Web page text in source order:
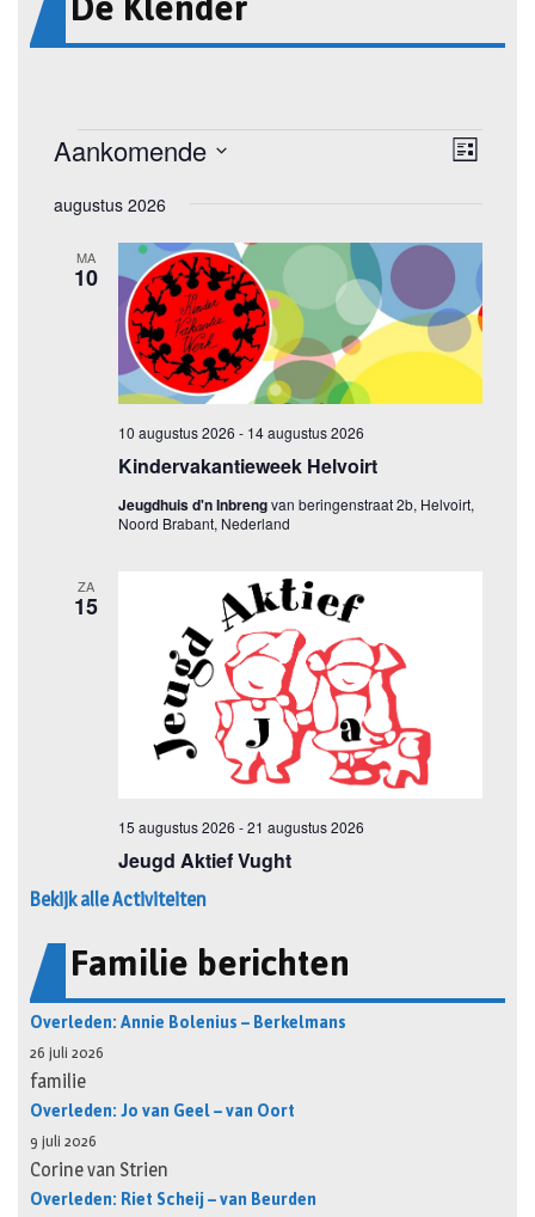
Bekijk alle Activiteiten
Familie berichten
Overleden: Annie Bolenius – Berkelmans
26 juli 2026
familie
Overleden: Jo van Geel – van Oort
9 juli 2026
Corine van Strien
Overleden: Riet Scheij – van Beurden